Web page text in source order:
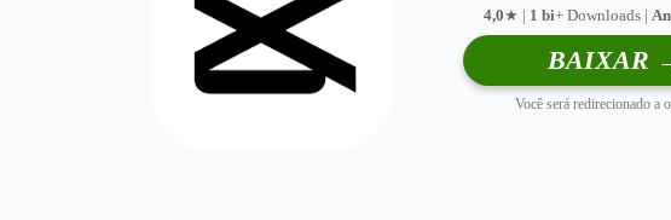
4,0★ | 1 bi+ Downloads |
BAIXAR
Você será redirecionado a